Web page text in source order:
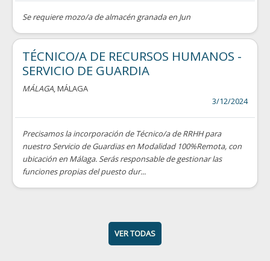
Se requiere mozo/a de almacén granada en Jun
TÉCNICO/A DE RECURSOS HUMANOS -
SERVICIO DE GUARDIA
MÁLAGA, MÁLAGA
3/12/2024
Precisamos la incorporación de Técnico/a de RRHH para
nuestro Servicio de Guardias en Modalidad 100%Remota, con
ubicación en Málaga. Serás responsable de gestionar las
funciones propias del puesto dur...
VER TODAS